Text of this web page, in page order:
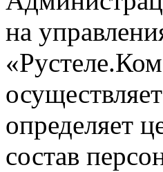
на
определяет
состав